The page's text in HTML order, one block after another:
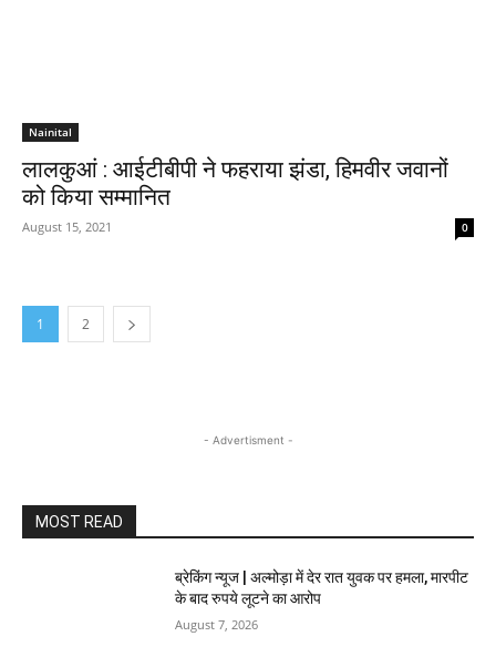
Nainital
लालकुआं : आईटीबीपी ने फहराया झंडा, हिमवीर जवानों
को किया सम्मानित
August 15, 2021 0
1 2
- Advertisment -
MOST READ
ब्रेकिंग न्यूज | अल्मोड़ा में देर रात युवक पर हमला, मारपीट
के बाद रुपये लूटने का आरोप
August 7, 2026